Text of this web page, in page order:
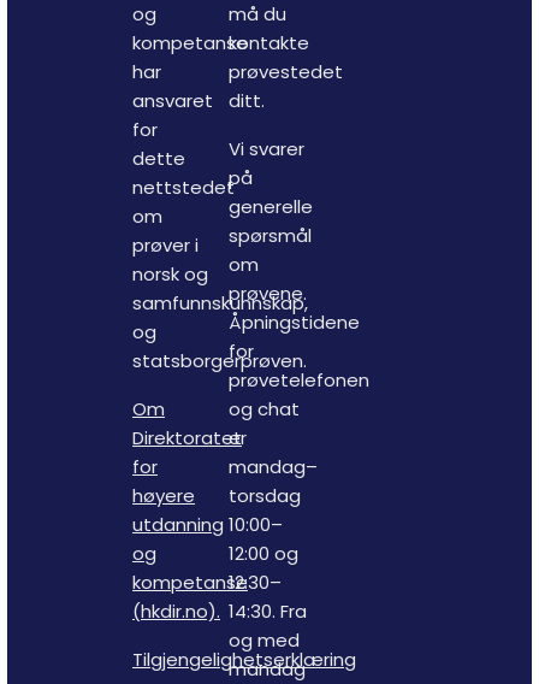
og
kompetanse
har
ansvaret
for
dette
nettstedet
om
prøver i
norsk og
samfunnskunnskap,
og
statsborgerprøven.
Om
Direktoratet
for
høyere
utdanning
og
kompetanse
(hkdir.no).
Tilgjengelighetserklæring
må du
kontakte
prøvestedet
ditt.
Vi svarer
på
generelle
spørsmål
om
prøvene.
Åpningstidene
for
prøvetelefonen
og chat
er
mandag–
torsdag
10:00–
12:00 og
12:30–
14:30. Fra
og med
mandag